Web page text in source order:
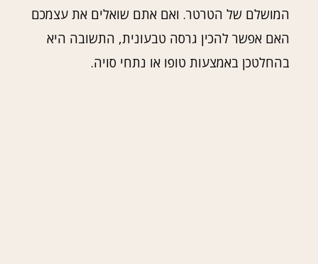
המושלם של הטרטר. ואם אתם שואלים את עצמכם
האם אפשר להכין גרסה טבעונית, התשובה היא
בהחלטכן באמצעות טופו או נתחי סויה.